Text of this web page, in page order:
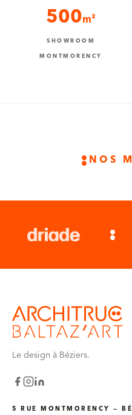
500m²
SHOWROOM
MONTMORENCY
NOS
Le design à Béziers.
5 RUE MONTMORENCY —